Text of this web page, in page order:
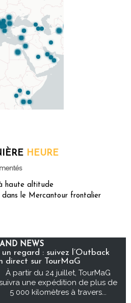
HEURE
haute altitude
dans le Mercantour frontalier
NEWS
regard : suivez l’Outback
direct sur TourMaG
À partir du 24 juillet, TourMaG
une expédition de plus de
5 000 kilomètres à travers...